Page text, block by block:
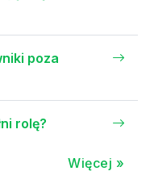
poza
rolę?
Więcej »